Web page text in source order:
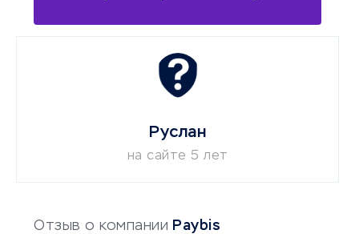
Отзыв о компании Paybis
Руслан
на сайте 5 лет